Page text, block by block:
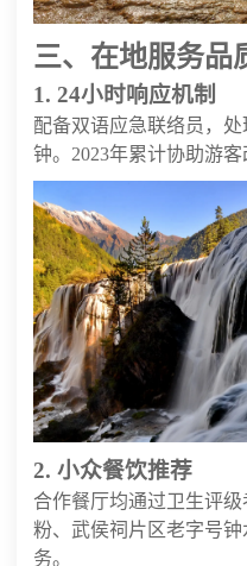
三、在地服务品
1. 24小时响应机制
配备双语应急联络员，
钟。2023年累计协助游客
2. 小众餐饮推荐
合作餐厅均通过卫生评
粉、武侯祠片区老字号
务。